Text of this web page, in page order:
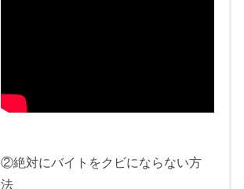
②絶対にバイトをクビにならない方
法